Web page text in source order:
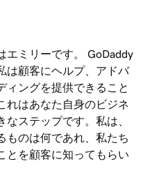
で税金を作成し
1m 16s
成して適用する
1m 8s
作成して適用す
エミリーです。 GoDaddy
は顧客にヘルプ、アドバ
ィングを提供できること
れはあなた自身のビジネ
なステップです。私は、
ものは何であれ、私たち
とを顧客に知ってもらい